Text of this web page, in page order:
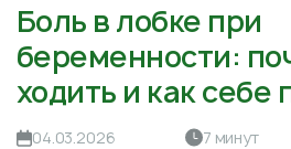
Боль в лобке при
беременности:
ходить и как себе
04.03.2026 7 минут